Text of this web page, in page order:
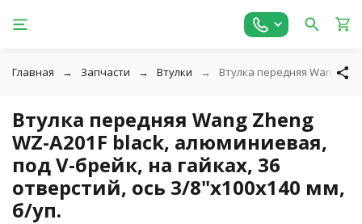
Главная Запчасти Втулки Втулка передняя Wang
Втулка передняя Wang Zheng
WZ-A201F black, алюминиевая,
под V-брейк, на гайках, 36
отверстий, ось 3/8"х100x140 мм,
б/уп.